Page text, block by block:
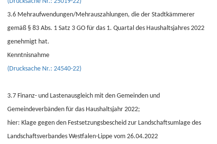
3.6 Mehraufwendungen/Mehrauszahlungen, die der Stadtkämmerer
gemäß § 83 Abs. 1 Satz 3 GO für das 1. Quartal des Haushaltsjahres 2022
genehmigt hat.
Kenntnisnahme
(Drucksache Nr.: 24540-22)
3.7 Finanz- und Lastenausgleich mit den Gemeinden und
Gemeindeverbänden für das Haushaltsjahr 2022;
hier: Klage gegen den Festsetzungsbescheid zur Landschaftsumlage des
Landschaftsverbandes Westfalen-Lippe vom 26.04.2022